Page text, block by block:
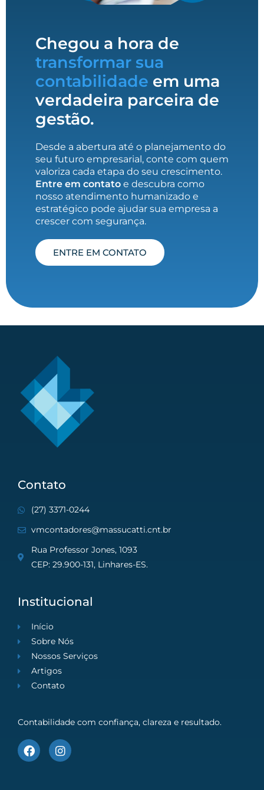
Chegou a hora de
transformar sua
contabilidade em uma
verdadeira parceira de
gestão.
Desde a abertura até o planejamento do
seu futuro empresarial, conte com quem
valoriza cada etapa do seu crescimento.
Entre em contato e descubra como
nosso atendimento humanizado e
estratégico pode ajudar sua empresa a
crescer com segurança.
ENTRE EM CONTATO
Contato
(27) 3371-0244
vmcontadores@massucatti.cnt.br
Rua Professor Jones, 1093
CEP: 29.900-131, Linhares-ES.
Institucional
Início
Sobre Nós
Nossos Serviços
Artigos
Contato
Contabilidade com confiança, clareza e resultado.